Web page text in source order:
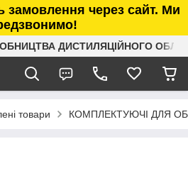
через сайт. Ми
ДИСТИЛЯЦІЙНОГО
товари КОМПЛЕКТУЮЧІ ДЛЯ